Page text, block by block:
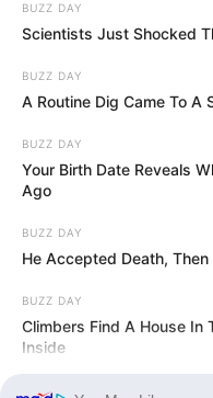
BUZZ DAY
Scientists Just Shocked
BUZZ DAY
A Routine Dig Came To
BUZZ DAY
Your Birth Date Reveals
Ago
BUZZ DAY
He Accepted Death,
BUZZ DAY
Climbers Find A House In
Inside
BUZZ DAY